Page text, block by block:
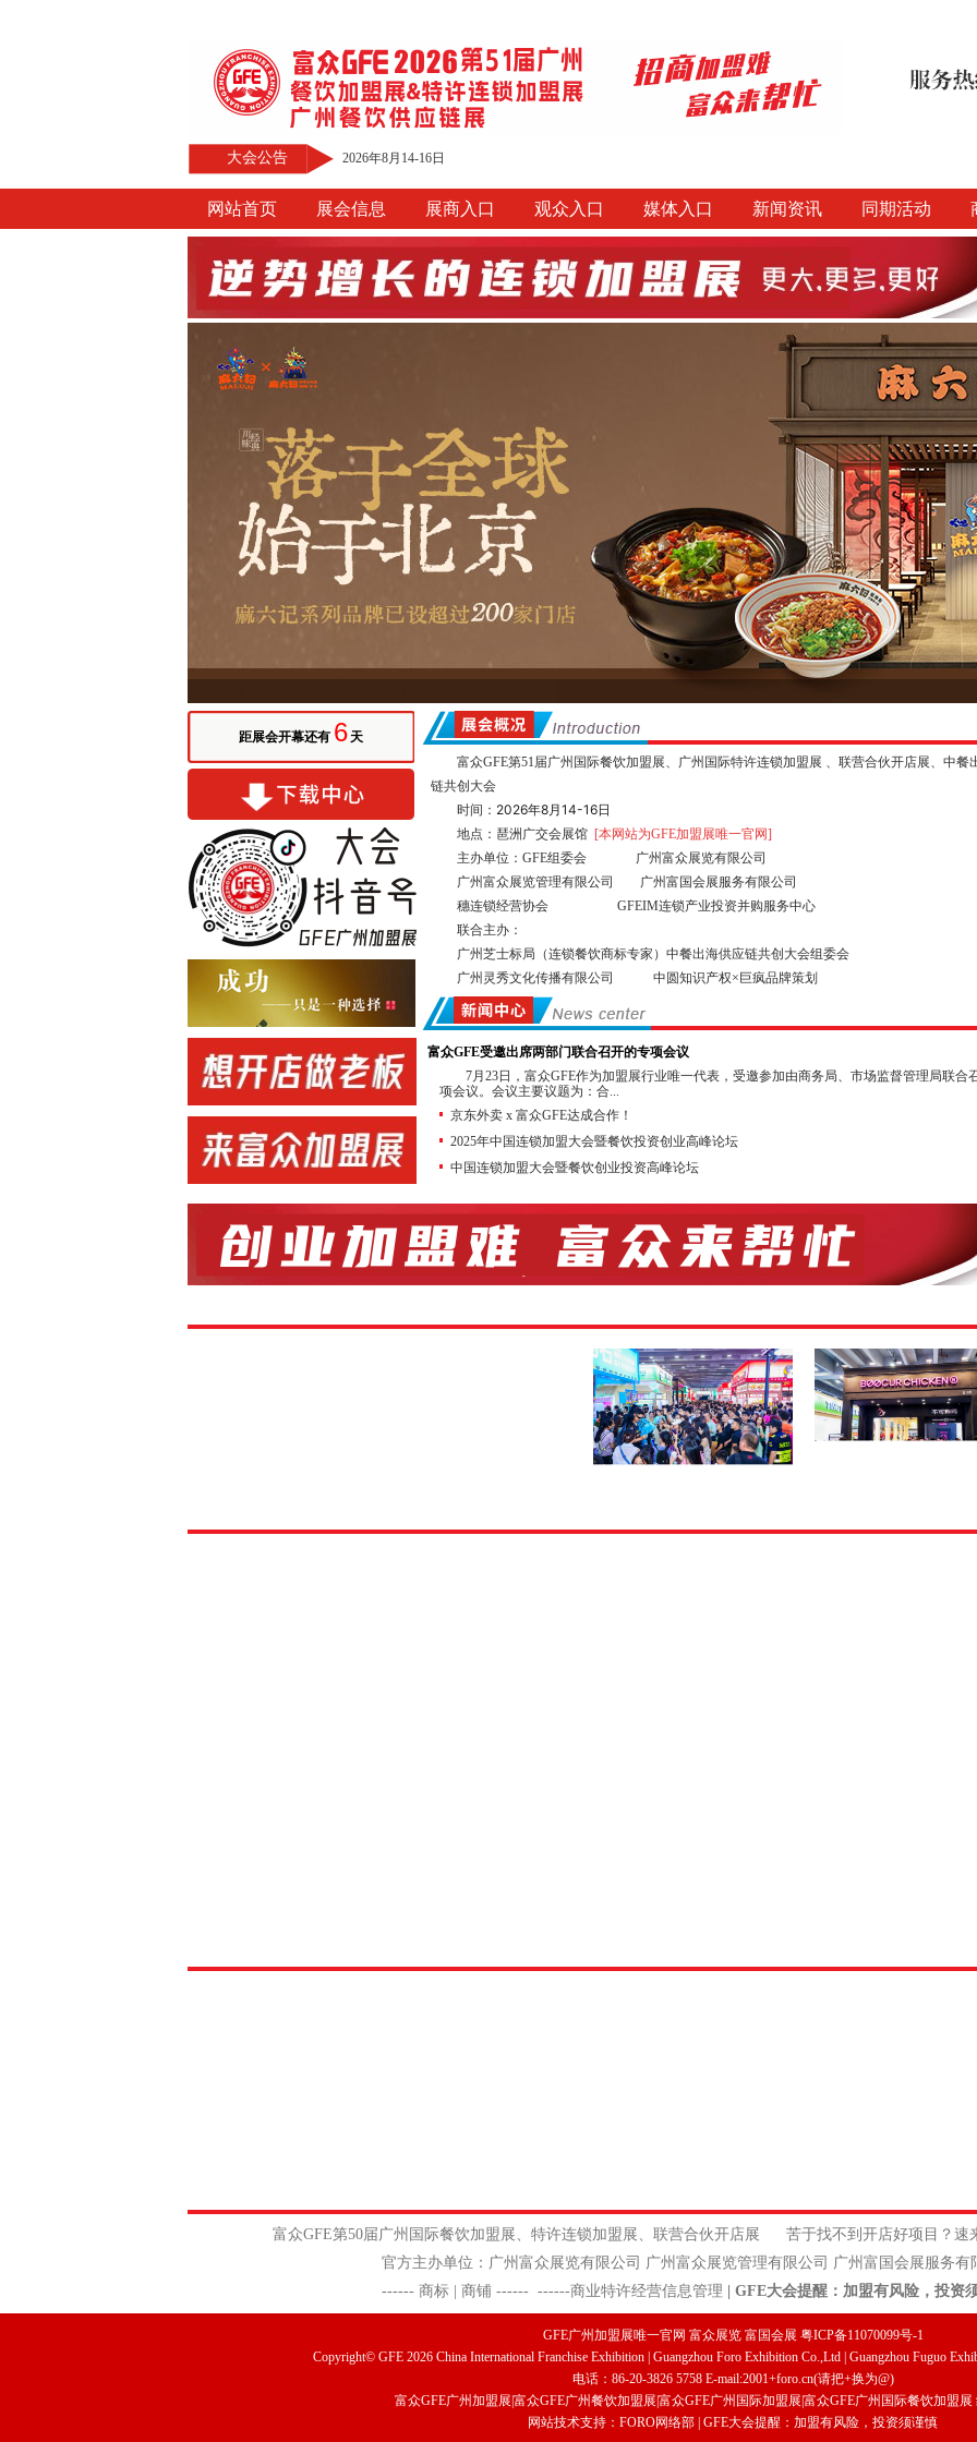
大会公告 2026年8月14-16日
网站首页 展会信息 展商入口 观众入口 媒体入口 新闻资讯 同期活动
距展会开幕还有 6 天
富众GFE第51届广州国际餐饮加盟展、广州国际特许连锁加盟展 、联营合伙开店展、 中餐
链共创大会
时间： 2026年8月14-16日
地点：琶洲广交会展馆 [本网站为GFE加盟展唯一官网]
主办单位：GFE组委会 广州富众展览有限公司
广州富众展览管理有限公司 广州富国会展服务有限公司
穗连锁经营协会 GFEIM连锁产业投资并购服务中心
联合主办：
广州芝士标局（连锁餐饮商标专家） 中餐出海供应链共创大会组委会
广州灵秀文化传播有限公司
中圆知识产权×巨疯品牌策划
中国投资并购50人论坛组委会 GFE华南教育展组委会
广东省高考研究会升学规划委员会 广东省生涯教育研究院
协办单位：
新加坡中国商业协会 佛山市连锁企业协会
佛山市南海区连锁企业商会 广州市咖啡行业协会
转型界 信达亚洲综合产业有限合伙基金
店链 广州知尖品牌顾问有限公司
合作直播单位：亚洲直播产业联盟 深圳网络直播协会
展会同期举办投资加盟高峰论坛，欢迎您来参加听讲！
合作媒体：抖音、今日头条、广东电视台、广州电视台、南方电视台、广州连锁、百度 、
特许连锁加盟是一种成功的、被公认为投入少、回报好的商业模式。发达国家的特许连
商业经营中占有很高的比例，在我国特许连锁加盟还有很大的市场空间，每年以50%～60%的
勃增长。根据商务部的有关数据，我国目前已成为世界上特许连锁加盟体系至多的国家。
寻找加盟项目的优选接洽平台。上届展会，各大主流媒体争相报道，现场人潮涌动，投资者云
富众GFE受邀出席两部门联合召开的专项会议
7月23日，富众GFE作为加盟展行业唯一代表，受邀参加由商务局、市场监督管理局联合
项会议。会议主要议题为：合...
京东外卖 x 富众GFE达成合作！
2025年中国连锁加盟大会暨餐饮投资创业高峰论坛
中国连锁加盟大会暨餐饮创业投资高峰论坛
富众GFE第50届广州国际餐饮加盟展、特许连锁加盟展、联营合伙开店展 苦于找不到开店好项目？速
官方主办单位：广州富众展览有限公司 广州富众展览管理有限公司 广州富国会展服务有限
------ 商标 | 商铺 ------ ------商业特许经营信息管理 GFE大会提醒：加盟有风险，投资
GFE广州加盟展唯一官网 富众展览 富国会展 粤ICP备11070099号-1
Copyright© GFE 2026 China International Franchise Exhibition | Guangzhou Foro Exhibition Co.,Ltd | Guangzhou Fuguo
电话：86-20-3826 5758 E-mail:2001+foro.cn(请把+换为@)
富众GFE广州加盟展 富众GFE广州餐饮加盟展 富众GFE广州国际加盟展 富众GFE广州国际餐饮加盟展
网站技术支持：FORO网络部 | GFE大会提醒：加盟有风险，投资须谨慎